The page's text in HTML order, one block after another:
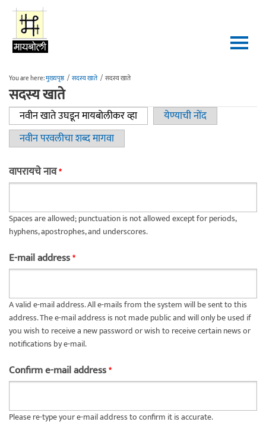
Skip to main content
You are here:मुख्यपृष्ठ / सदस्य खाते / सदस्य खाते
सदस्य खाते
Primary tabs
नवीन खाते उघडून मायबोलीकर व्हा(active tab)येण्याची नोंद
नवीन परवलीचा शब्द मागवा
वापरायचे नाव*
Spaces are allowed; punctuation is not allowed except for periods,
hyphens, apostrophes, and underscores.
E-mail address*
A valid e-mail address. All e-mails from the system will be sent to this
address. The e-mail address is not made public and will only be used if
you wish to receive a new password or wish to receive certain news or
notifications by e-mail.
Confirm e-mail address*
Please re-type your e-mail address to confirm it is accurate.